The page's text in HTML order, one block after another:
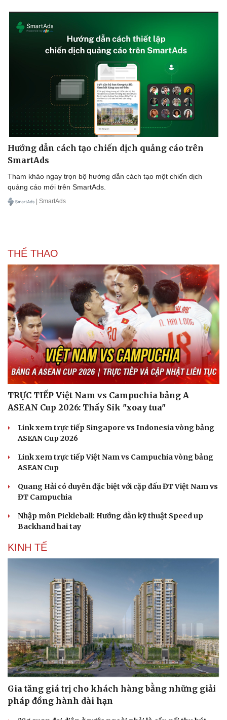
Sân khấu - Điện ảnh
Văn học
Di sản
Nghệ sĩ
Hướng dẫn cách tạo chiến dịch quảng cáo trên
SmartAds
Tham khảo ngay trọn bộ hướng dẫn cách tạo một chiến dịch
quảng cáo mới trên SmartAds.
| SmartAds
THỂ THAO
TRỰC TIẾP Việt Nam vs Campuchia bảng A
ASEAN Cup 2026: Thầy Sik "xoay tua"
Link xem trực tiếp Singapore vs Indonesia vòng bảng
ASEAN Cup 2026
Link xem trực tiếp Việt Nam vs Campuchia vòng bảng
ASEAN Cup
Quang Hải có duyên đặc biệt với cặp đấu ĐT Việt Nam vs
ĐT Campuchia
Nhập môn Pickleball: Hướng dẫn kỹ thuật Speed up
Backhand hai tay
KINH TẾ
Gia tăng giá trị cho khách hàng bằng những giải
pháp đồng hành dài hạn